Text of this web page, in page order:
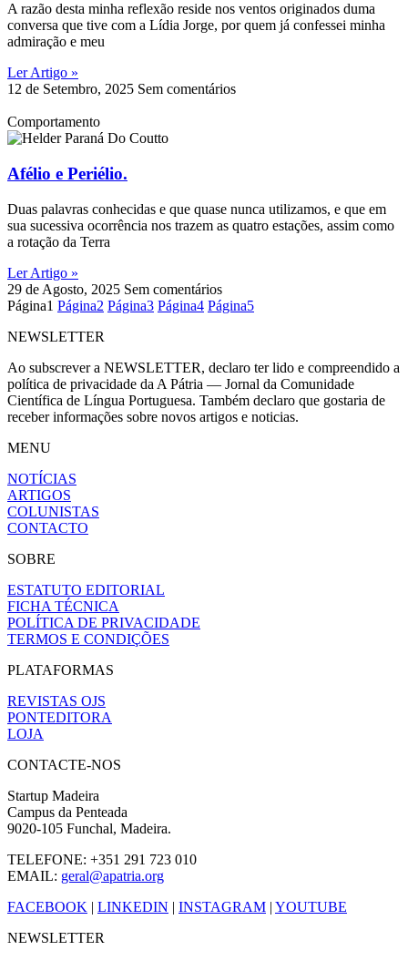
A razão desta minha reflexão reside nos ventos originados duma
conversa que tive com a Lídia Jorge, por quem já confessei minha
admiração e meu
Ler Artigo »
12 de Setembro, 2025 Sem comentários
Comportamento
Afélio e Periélio.
Duas palavras conhecidas e que quase nunca utilizamos, e que em
sua sucessiva ocorrência nos trazem as quatro estações, assim como
a rotação da Terra
Ler Artigo »
29 de Agosto, 2025 Sem comentários
Página1 Página2 Página3 Página4 Página5
NEWSLETTER
Ao subscrever a NEWSLETTER, declaro ter lido e compreendido a
política de privacidade da A Pátria — Jornal da Comunidade
Científica de Língua Portuguesa. Também declaro que gostaria de
receber informações sobre novos artigos e noticias.
MENU
NOTÍCIAS
ARTIGOS
COLUNISTAS
CONTACTO
SOBRE
ESTATUTO EDITORIAL
FICHA TÉCNICA
POLÍTICA DE PRIVACIDADE
TERMOS E CONDIÇÕES
PLATAFORMAS
REVISTAS OJS
PONTEDITORA
LOJA
CONTACTE-NOS
Startup Madeira
Campus da Penteada
9020-105 Funchal, Madeira.
TELEFONE: +351 291 723 010
EMAIL: geral@apatria.org
FACEBOOK | LINKEDIN | INSTAGRAM | YOUTUBE
NEWSLETTER